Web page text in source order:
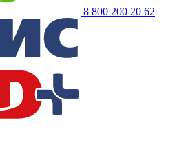
8 800 200 20 62